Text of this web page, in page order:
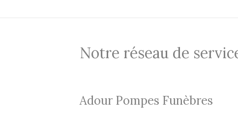
Notre réseau de
Adour Pompes Funèbres